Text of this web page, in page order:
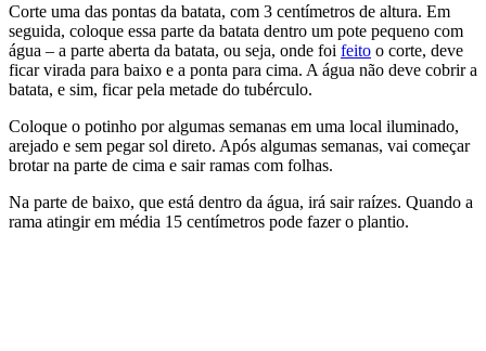
Corte uma das pontas da batata, com 3 centímetros de altura. Em
seguida, coloque essa parte da batata dentro um pote pequeno com
água – a parte aberta da batata, ou seja, onde foi feito o corte, deve
ficar virada para baixo e a ponta para cima. A água não deve cobrir a
batata, e sim, ficar pela metade do tubérculo.
Coloque o potinho por algumas semanas em uma local iluminado,
arejado e sem pegar sol direto. Após algumas semanas, vai começar
brotar na parte de cima e sair ramas com folhas.
Na parte de baixo, que está dentro da água, irá sair raízes. Quando a
rama atingir em média 15 centímetros pode fazer o plantio.